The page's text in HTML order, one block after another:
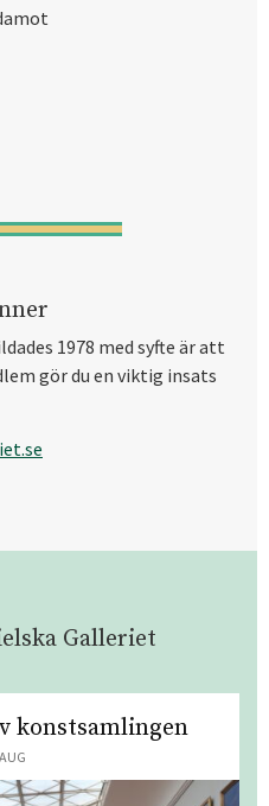
1978 med syfte är att
gör du en viktig insats
Galleriet
konstsamlingen